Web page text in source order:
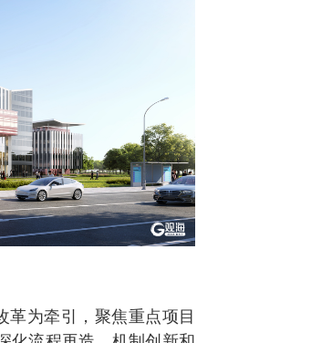
革为牵引，聚焦重点项目